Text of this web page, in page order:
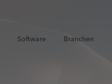
Software Branchen